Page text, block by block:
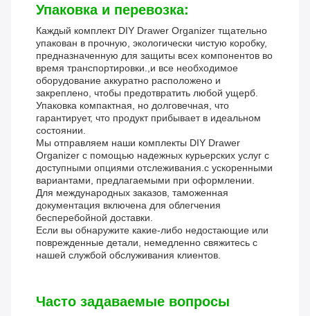
Упаковка и перевозка:
Каждый комплект DIY Drawer Organizer тщательно
упакован в прочную, экологически чистую коробку,
предназначенную для защиты всех компонентов во
время транспортировки.,и все необходимое
оборудование аккуратно расположено и
закреплено, чтобы предотвратить любой ущерб.
Упаковка компактная, но долговечная, что
гарантирует, что продукт прибывает в идеальном
состоянии.
Мы отправляем наши комплекты DIY Drawer
Organizer с помощью надежных курьерских услуг с
доступными опциями отслеживания.с ускоренными
вариантами, предлагаемыми при оформлении.
Для международных заказов, таможенная
документация включена для облегчения
бесперебойной доставки.
Если вы обнаружите какие-либо недостающие или
поврежденные детали, немедленно свяжитесь с
нашей службой обслуживания клиентов.
Часто задаваемые вопросы